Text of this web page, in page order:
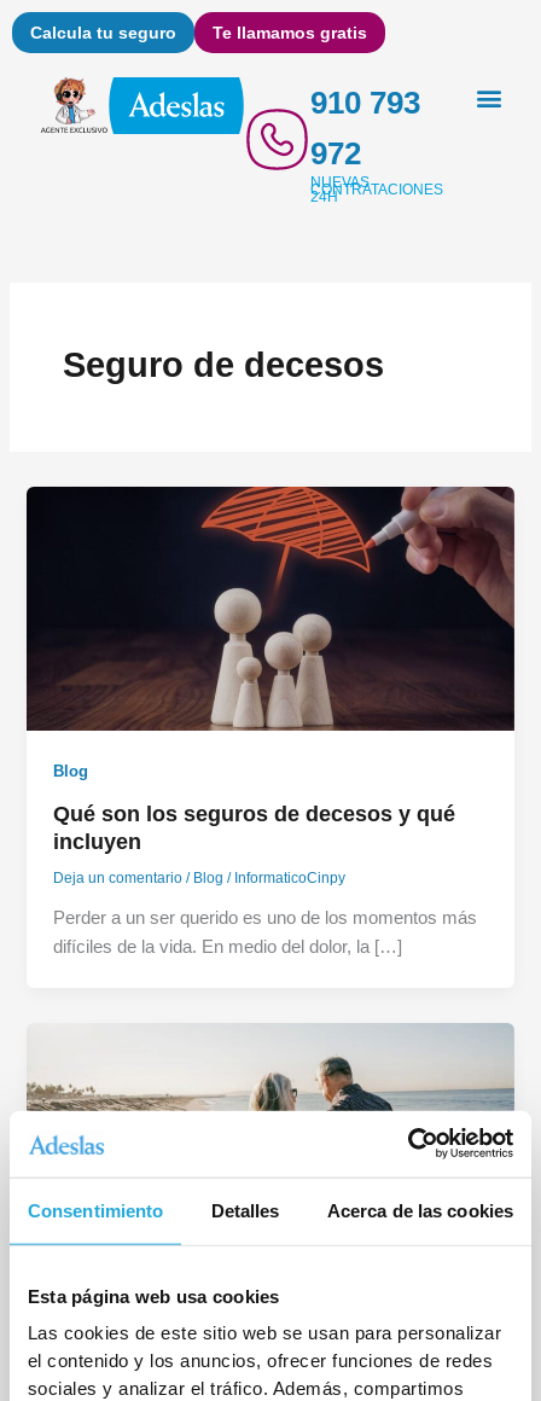
Consentimiento Detalles Acerca de las cookies
Esta página web usa cookies
Las cookies de este sitio web se usan para personalizar
el contenido y los anuncios, ofrecer funciones de redes
sociales y analizar el tráfico. Además, compartimos
Calcula tu seguro Te llamamos gratis
910 793
972
NUEVAS
CONTRATACIONES
24H
Seguro de decesos
Blog
Qué son los seguros de decesos y qué
incluyen
Deja un comentario / Blog / InformaticoCinpy
Perder a un ser querido es uno de los momentos más
difíciles de la vida. En medio del dolor, la […]
Blog
Seguros de decesos con cobertura
internacional